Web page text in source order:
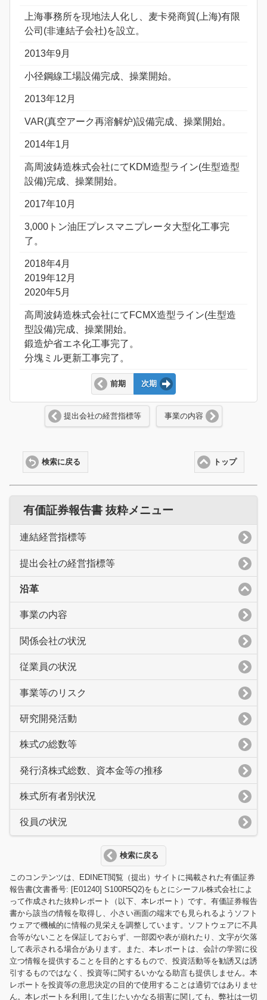
上海事務所を現地法人化し、麦卡発商貿(上海)有限
公司(非連結子会社)を設立。
2013年9月
小径鋼線工場設備完成、操業開始。
2013年12月
VAR(真空アーク再溶解炉)設備完成、操業開始。
2014年1月
高周波鋳造株式会社にてKDM造型ライン(生型造型
設備)完成、操業開始。
2017年10月
3,000トン油圧プレスマニプレータ大型化工事完
了。
2018年4月
2019年12月
2020年5月
高周波鋳造株式会社にてFCMX造型ライン(生型造
型設備)完成、操業開始。
鍛造炉省エネ化工事完了。
分塊ミル更新工事完了。
前期 次期
提出会社の経営指標等 事業の内容
トップ
検索に戻る
有価証券報告書 抜粋メニュー
連結経営指標等
提出会社の経営指標等
沿革
事業の内容
関係会社の状況
従業員の状況
事業等のリスク
研究開発活動
株式の総数等
発行済株式総数、資本金等の推移
株式所有者別状況
役員の状況
検索に戻る
このコンテンツは、EDINET閲覧（提出）サイトに掲載された有価証券
報告書(文書番号: [E01240] S100R5Q2)をもとにシーフル株式会社によ
って作成された抜粋レポート（以下、本レポート）です。有価証券報告
書から該当の情報を取得し、小さい画面の端末でも見られるようソフト
ウェアで機械的に情報の見栄えを調整しています。ソフトウェアに不具
合等がないことを保証しておらず、一部図や表が崩れたり、文字が欠落
して表示される場合があります。また、本レポートは、会計の学習に役
立つ情報を提供することを目的とするもので、投資活動等を勧誘又は誘
引するものではなく、投資等に関するいかなる助言も提供しません。本
レポートを投資等の意思決定の目的で使用することは適切ではありませ
ん。本レポートを利用して生じたいかなる損害に関しても、弊社は一切